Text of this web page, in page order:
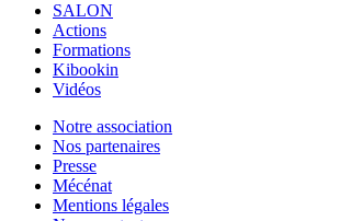
SALON
Actions
Formations
Kibookin
Vidéos
Notre association
Nos partenaires
Presse
Mécénat
Mentions légales